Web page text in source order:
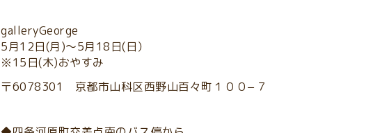
galleryGeorge
5月12日(月)〜5月18日(日）
※15日(木)おやすみ
〒6078301 京都市山科区西野山百々町１００−７